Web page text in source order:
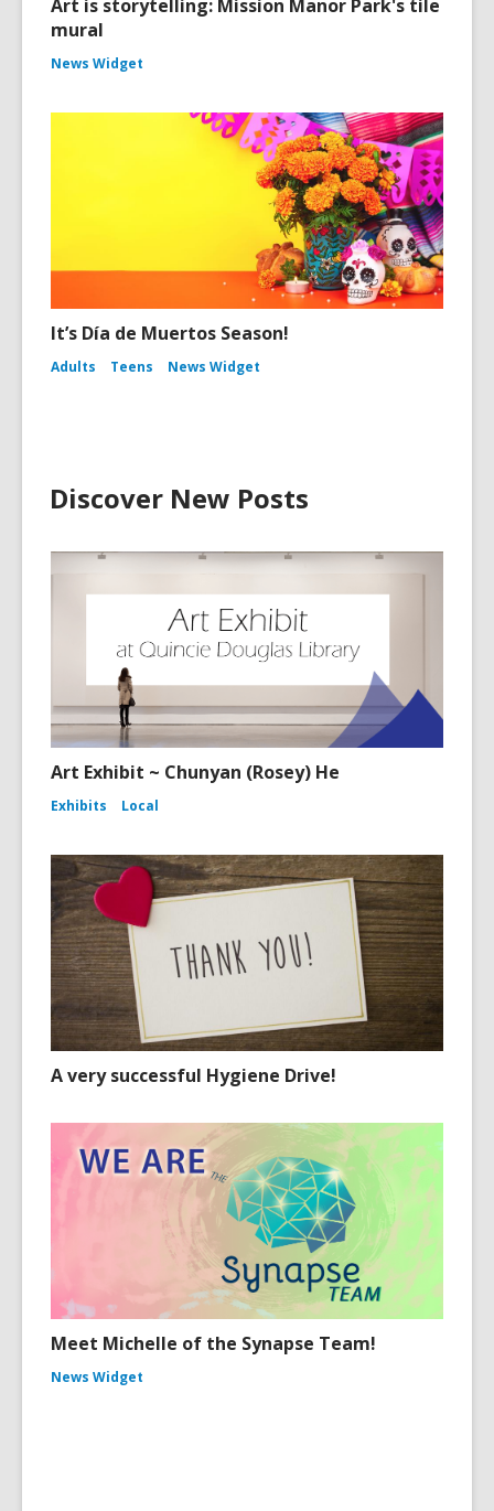
Art is storytelling: Mission Manor Park's tile
mural
News Widget
It’s Día de Muertos Season!
Adults Teens News Widget
Discover New Posts
Art Exhibit ~ Chunyan (Rosey) He
Exhibits Local
A very successful Hygiene Drive!
Meet Michelle of the Synapse Team!
News Widget